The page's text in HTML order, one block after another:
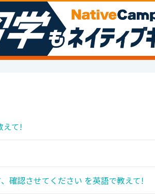
えて!
確認させてください を英語で教えて!